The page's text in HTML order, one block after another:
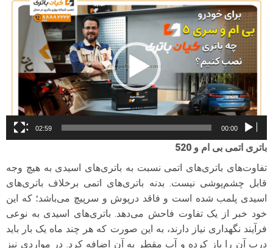
ویدیو
00:00
02:59
باتری اتمی بی ام و 520
تفاوت‌های باتری‌های اتمی نسبت به باتری‌های اسیدی به هیچ وجه
قابل چشم‌پوشی نیست. بدنه باتری‌های اتمی برخلاف باتری‌های
اسیدی پلمب شده است و فاقد درپوش و سرپیچ می‌باشد؛ که این
خود خبر از یک تفاوت فاحش می‌دهد. باتری‌های اسیدی به نوعی
فرآیند نگهداری نیاز دارند، به این صورت که هر چند ماه یک بار باید
درب آن را باز کرده و آب مقطر به آن اضافه کرد. در مواردی نیز